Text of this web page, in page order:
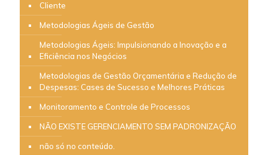
Cliente
Metodologias Ágeis de Gestão
Metodologias Ágeis: Impulsionando a Inovação e a
Eficiência nos Negócios
Metodologias de Gestão Orçamentária e Redução de
Despesas: Cases de Sucesso e Melhores Práticas
Monitoramento e Controle de Processos
NÃO EXISTE GERENCIAMENTO SEM PADRONIZAÇÃO
não só no conteúdo.